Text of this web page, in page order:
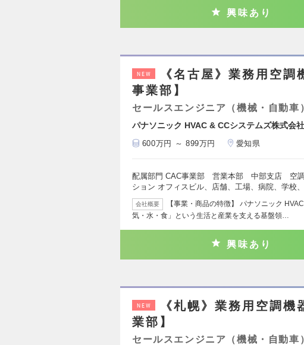
興味あり
NEW
《名古屋》業務用空
事業部】
セールスエンジニア（機械・自動車
パナソニック HVAC & CCシステムズ株式会社
600万円 ～ 899万円 愛知県
配属部門 CAC事業部 営業本部 中部支店 空調
ション オフィスビル、店舗、工場、病院、学校
会社概要
【事業・商品の特徴】 パナソニック
気・水・食」という生活と産業を支える基盤領…
興味あり
NEW
《札幌》業務用空調
業部】
セールスエンジニア（機械・自動車